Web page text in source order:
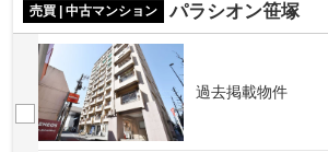
売買 | 中古マンション
パラシオン笹塚
過去掲載物件